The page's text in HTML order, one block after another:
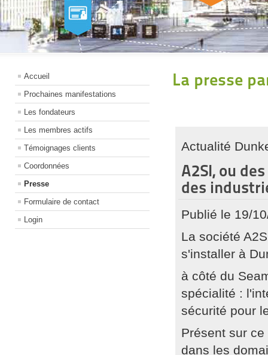
Accueil
Prochaines manifestations
Les fondateurs
Les membres actifs
Témoignages clients
Coordonnées
Presse
Formulaire de contact
Login
La presse
Actualité
A2SI, ou
des
Publié le 19/
La société
s'installer à
à côté du
spécialité :
sécurité pour
Présent sur
dans les